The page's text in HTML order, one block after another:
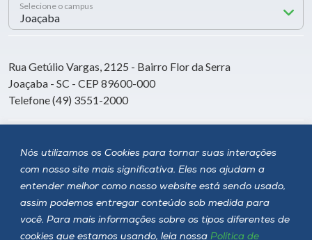
Nós utilizamos os Cookies para tornar suas interações
com nosso site mais significativa. Eles nos ajudam a
entender melhor como nosso website está sendo usado,
assim podemos entregar conteúdo sob medida para
você. Para mais informações sobre os tipos diferentes de
cookies que estamos usando, leia nossa Política de
Selecione o campus
Rua Getúlio Vargas, 2125 - Bairro Flor da Serra
Joaçaba - SC - CEP 89600-000
Telefone (49) 3551-2000
Siga a Unoesc